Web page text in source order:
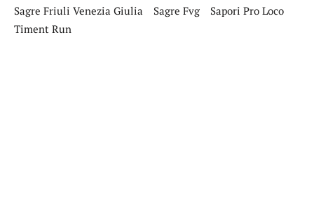
Sagre Friuli Venezia Giulia
Sagre Fvg
Sapori Pro Loco
Timent Run